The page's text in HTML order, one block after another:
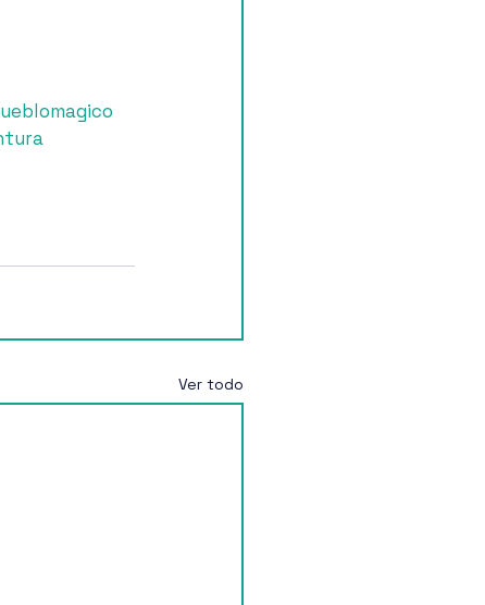
Ver todo